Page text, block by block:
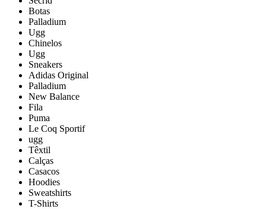
Botas
Palladium
Ugg
Chinelos
Ugg
Sneakers
Adidas Original
Palladium
New Balance
Fila
Puma
Le Coq Sportif
ugg
Têxtil
Calças
Casacos
Hoodies
Sweatshirts
T-Shirts